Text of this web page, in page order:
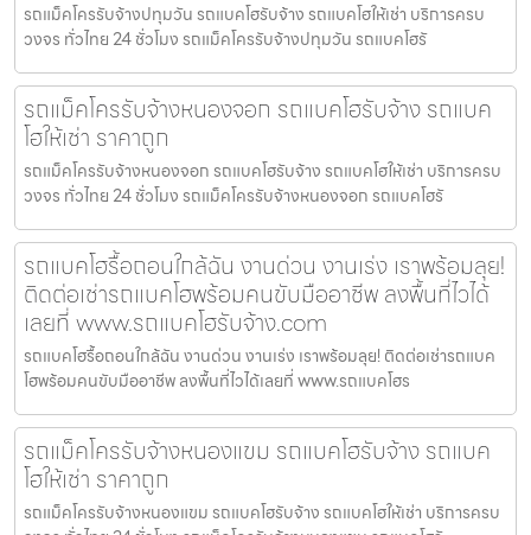
รถแม็คโครรับจ้างปทุมวัน รถแบคโฮรับจ้าง รถแบคโฮให้เช่า บริการครบ
วงจร ทั่วไทย 24 ชั่วโมง รถแม็คโครรับจ้างปทุมวัน รถแบคโฮรั
รถแม็คโครรับจ้างหนองจอก รถแบคโฮรับจ้าง รถแบค
โฮให้เช่า ราคาถูก
รถแม็คโครรับจ้างหนองจอก รถแบคโฮรับจ้าง รถแบคโฮให้เช่า บริการครบ
วงจร ทั่วไทย 24 ชั่วโมง รถแม็คโครรับจ้างหนองจอก รถแบคโฮรั
รถแบคโฮรื้อถอนใกล้ฉัน งานด่วน งานเร่ง เราพร้อมลุย!
ติดต่อเช่ารถแบคโฮพร้อมคนขับมืออาชีพ ลงพื้นที่ไวได้
เลยที่ www.รถแบคโฮรับจ้าง.com
รถแบคโฮรื้อถอนใกล้ฉัน งานด่วน งานเร่ง เราพร้อมลุย! ติดต่อเช่ารถแบค
โฮพร้อมคนขับมืออาชีพ ลงพื้นที่ไวได้เลยที่ www.รถแบคโฮร
รถแม็คโครรับจ้างหนองแขม รถแบคโฮรับจ้าง รถแบค
โฮให้เช่า ราคาถูก
รถแม็คโครรับจ้างหนองแขม รถแบคโฮรับจ้าง รถแบคโฮให้เช่า บริการครบ